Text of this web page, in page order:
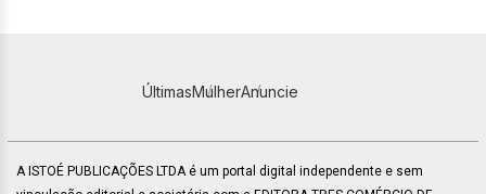
ÚltimasMulherAnuncie
A ISTOÉ PUBLICAÇÕES LTDA é um portal digital independente e sem